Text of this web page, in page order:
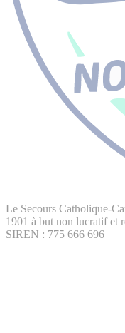
Le Secours Catholique-
1901 à but non lucratif et
SIREN : 775 666 696